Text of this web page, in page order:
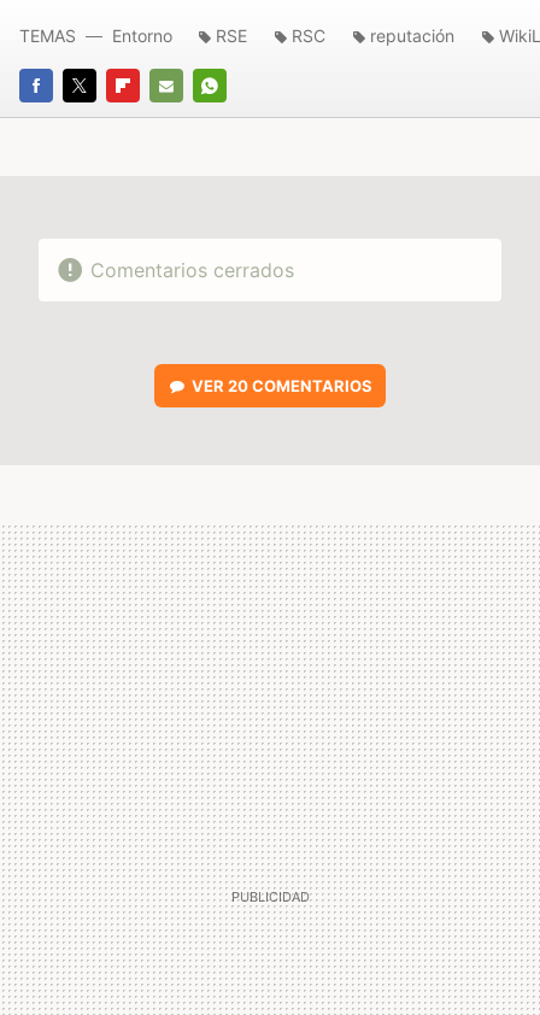
FACEBOOK
TWITTERFLIPBOARD
E-
WHATSAPP
TEMAS Entorno RSE RSC reputación
Comentarios cerrados
VER 20 COMENTARIOS